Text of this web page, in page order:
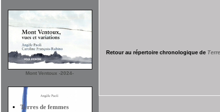
Mont Ventoux -2024-
Retour au répertoire chronologique de
Terres de femmes